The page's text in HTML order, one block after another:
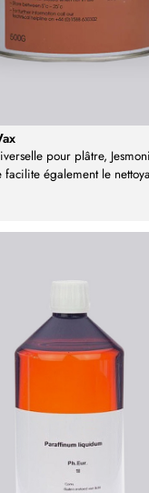
pour plâtre,
facilite également le